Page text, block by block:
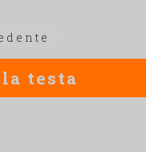
precedente:
testa